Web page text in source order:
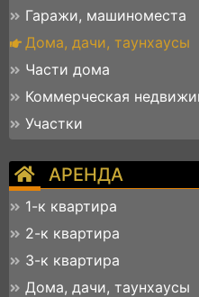
Гаражи, машиноместа
Дома, дачи, таунхаусы
Части дома
Коммерческая
Участки
АРЕНДА
1-к квартира
2-к квартира
3-к квартира
Дома, дачи, таунхаусы